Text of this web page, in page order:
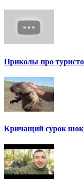
Приколы про
Кричащий сурок